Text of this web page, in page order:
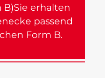
B)Sie erhalten
passend
Form B.